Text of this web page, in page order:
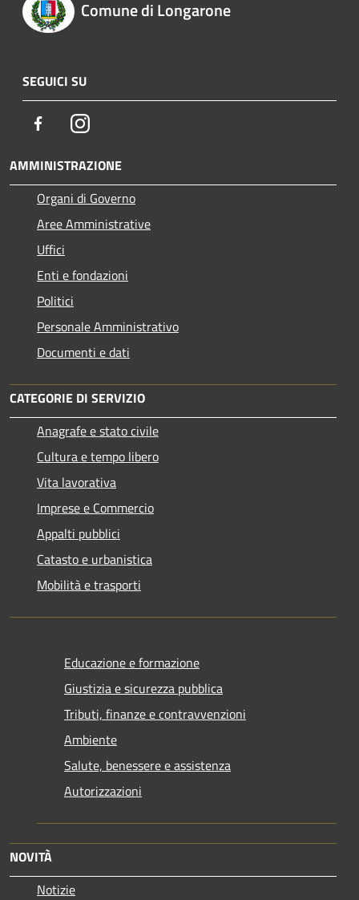
Comune di Longarone
SEGUICI SU
FacebookInstagram
AMMINISTRAZIONE
Organi di Governo
Aree Amministrative
Uffici
Enti e fondazioni
Politici
Personale Amministrativo
Documenti e dati
CATEGORIE DI SERVIZIO
Anagrafe e stato civile
Cultura e tempo libero
Vita lavorativa
Imprese e Commercio
Appalti pubblici
Catasto e urbanistica
Mobilità e trasporti
Educazione e formazione
Giustizia e sicurezza pubblica
Tributi, finanze e contravvenzioni
Ambiente
Salute, benessere e assistenza
Autorizzazioni
NOVITÀ
Notizie